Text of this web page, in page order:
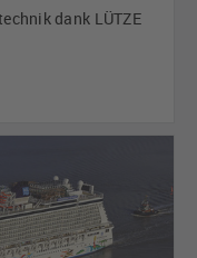
dank LÜTZE